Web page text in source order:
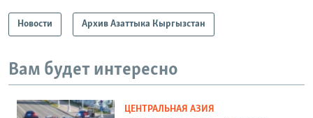
Новости Архив Азаттыка Кыргызстан
Вам будет интересно
ЦЕНТРАЛЬНАЯ АЗИЯ